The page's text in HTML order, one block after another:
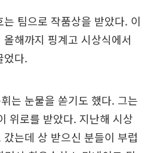
팀으로 작품상을 받았다. 이
해까지 핑계고 시상식에서
었다.
는 눈물을 쏟기도 했다. 그는
위로를 받았다. 지난해 시상
는데 상 받으신 분들이 부럽